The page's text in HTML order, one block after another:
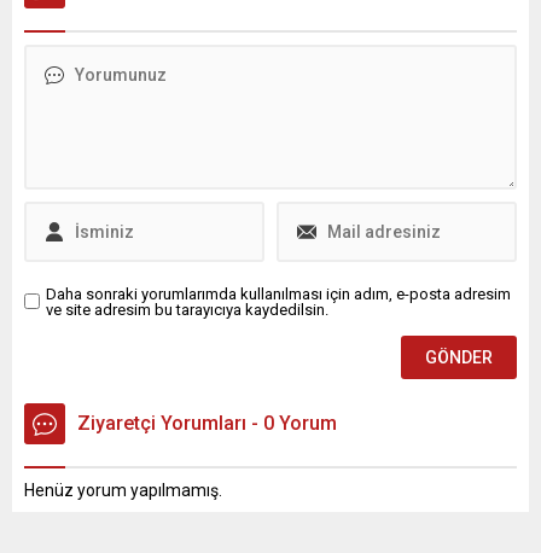
Daha sonraki yorumlarımda kullanılması için adım, e-posta adresim
ve site adresim bu tarayıcıya kaydedilsin.
Ziyaretçi Yorumları - 0 Yorum
Henüz yorum yapılmamış.